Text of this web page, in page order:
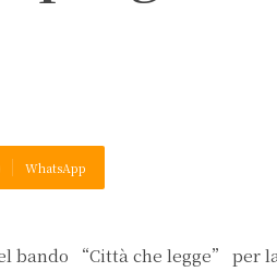
WhatsApp
bando “Città che legge” per